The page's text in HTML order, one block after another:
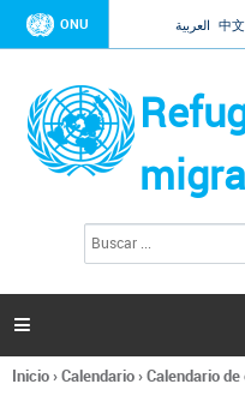
ONU العربية 中文
l
s

Se
Inicio›Calendario›Calendario